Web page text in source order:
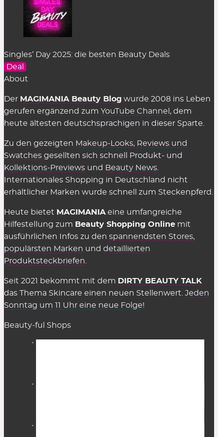
„Strg + v“ bzw. „cmd + v“. Am Smartphone den
Finger etwas länger auf dem Feld halten, bis das
Kontextmenü erscheint und man hier
kann.
Kostet es etwas, die Rabattcodes für
Beauty-Shops zu benutzen?
Nein, alle hier gelisteten Deals & Coupons stellen
wir natürlich völligkostenloszur Verfügung. Auch
in den Shops selbst muss man nichts dafür
genannte Einschränkungen wie der
Mindestbestellwert oder shop-individuelle
Ausnahmen.
Wir können die Übersicht anbieten und täglich
vermittelte Verkäufe eine Provision zahlen,
insofern einige Kriterien eingehalten werden.
Diese Kosten sind Teil des üblichen Marketing-
Budgets und werden nicht auf den Preis
aufgeschlagen (Stichwort: Affiliate-Marketing).
Gelten Rabattcodes für alles in den
Beauty Shops?
Fast.Gutscheinkarten, Bücher, Magazine sowie
müssen die genannten Bedingungen erfüllt sein,
Singles’ Day 2025: die besten Beauty Deals
Deal
About
Der MAGIMANIA Beauty Blog wurde 2008 ins Leben
gerufen ergänzend zum YouTube Channel , dem
heute ältesten deutschsprachigen in dieser Sparte.
Zu den gezeigten Makeup-Looks, Reviews und
Swatches gesellten sich schnell Produkt- und
Kollektions-Previews und Beauty News
Internationales Shopping in Deutschland nicht
erhältlicher Marken wurde schnell zum Steckenpferd.
Heute bietet MAGIMANIA eine umfangreiche
Hilfestellung zum Beauty Shopping Online mit
ausführlichen Infos zu den spannendsten Stores,
populärsten Marken und detaillierten
Produktsteckbriefen
Seit 2021 bekommt mit dem DIRTY BEAUTY TALK
das Thema Skincare einen neuen Stellenwert. Jeden
Sonntag um 11 Uhr eine neue Folge!
Beauty-ful Shops